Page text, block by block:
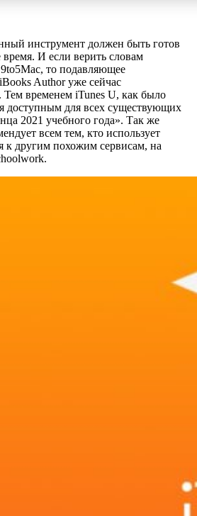
инструмент должен быть готов
И если верить словам
то подавляющее
Author уже сейчас
Тем временем iTunes U, как было
доступным для всех существующих
2021 учебного года». Так же
всем тем, кто использует
к другим похожим сервисам, на